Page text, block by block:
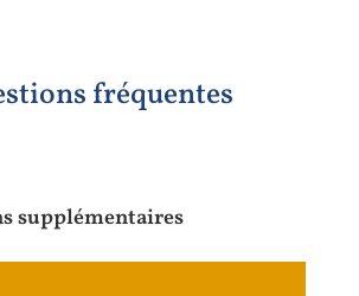
fréquentes
supplémentaires